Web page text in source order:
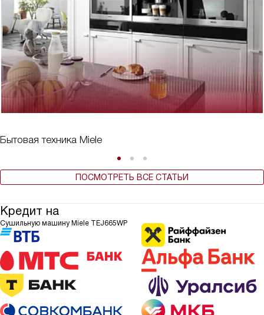
Бытовая техника Miele
ПОСМОТРЕТЬ ВСЕ СТАТЬИ
Кредит на
Сушильную машину Miele TEJ665WP